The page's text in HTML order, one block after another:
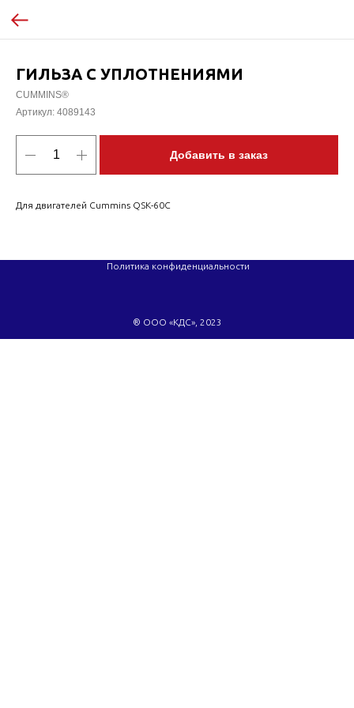
ГИЛЬЗА С УПЛОТНЕНИЯМИ
CUMMINS®
Артикул: 4089143
Добавить в заказ
Для двигателей Cummins QSK-60C
® ООО «КДС», 2023
Политика конфиденциальности